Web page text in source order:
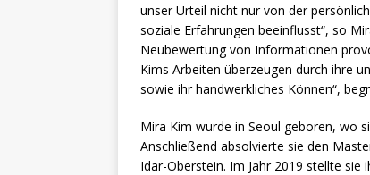
unser Urteil nicht nur von der
soziale Erfahrungen beeinflusst“, so
Neubewertung von Informationen
Kims Arbeiten überzeugen durch ihre
sowie ihr handwerkliches Können“,
Mira Kim wurde in Seoul geboren, wo
Anschließend absolvierte sie den
Idar-Oberstein. Im Jahr 2019 stellte